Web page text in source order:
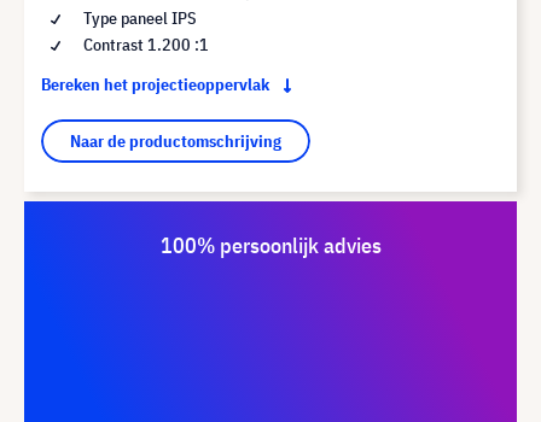
Type paneel IPS
Contrast 1.200 :1
Bereken het projectieoppervlak
Naar de productomschrijving
100% persoonlijk advies